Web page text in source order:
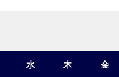
水 木 金